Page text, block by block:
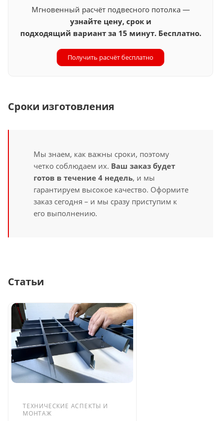
Мгновенный расчёт подвесного потолка —
узнайте цену, срок и
подходящий вариант за 15 минут. Бесплатно.
Получить расчёт бесплатно
Сроки изготовления
Мы знаем, как важны сроки, поэтому
четко соблюдаем их. Ваш заказ будет
готов в течение 4 недель, и мы
гарантируем высокое качество. Оформите
заказ сегодня – и мы сразу приступим к
его выполнению.
Статьи
ТЕХНИЧЕСКИЕ АСПЕКТЫ И
МОНТАЖ